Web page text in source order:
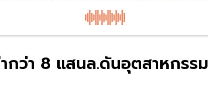
กว่า 8 แสนล.ดันอุตสาหกรรม